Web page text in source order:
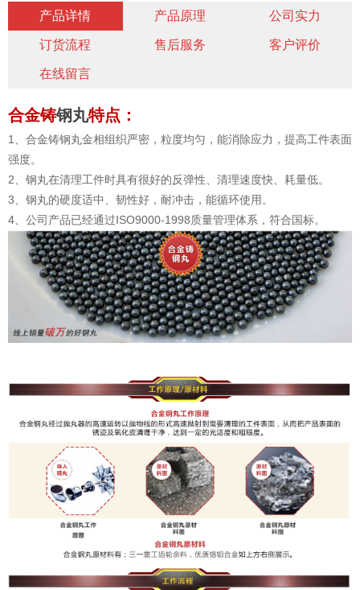
产品详情 产品原理 公司实力
订货流程 售后服务 客户评价
在线留言
合金铸钢丸特点：
1、合金铸钢丸金相组织严密，粒度均匀，能消除应力，提高工件表面
强度。
2、钢丸在清理工件时具有很好的反弹性、清理速度快、耗量低。
3、钢丸的硬度适中、韧性好，耐冲击，能循环使用。
4、公司产品已经通过ISO9000-1998质量管理体系，符合国标。